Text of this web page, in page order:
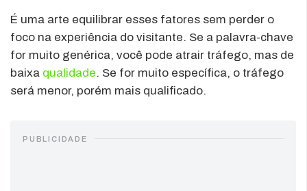
É uma arte equilibrar esses fatores sem perder o
foco na experiência do visitante. Se a palavra-chave
for muito genérica, você pode atrair tráfego, mas de
baixa qualidade. Se for muito específica, o tráfego
será menor, porém mais qualificado.
PUBLICIDADE